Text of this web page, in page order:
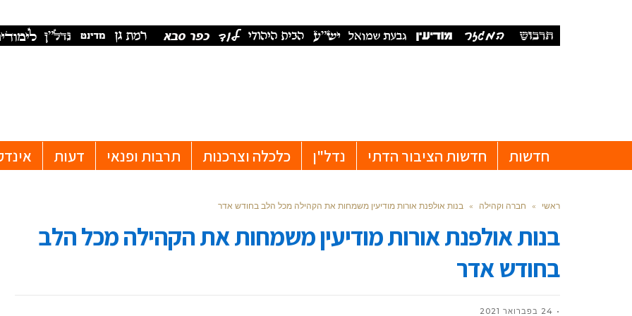
חדשות חדשות הציבור הדתי נדל"ן כלכלה וצרכנות תרבות ופנאי דעות
ראשי » חברה וקהילה » בנות אולפנת אורות מודיעין משמחות את הקהילה מכל הלב בחודש אדר
בנות אולפנת אורות מודיעין משמחות את הקהילה מכל הלב
בחודש אדר
24 בפברואר 2021